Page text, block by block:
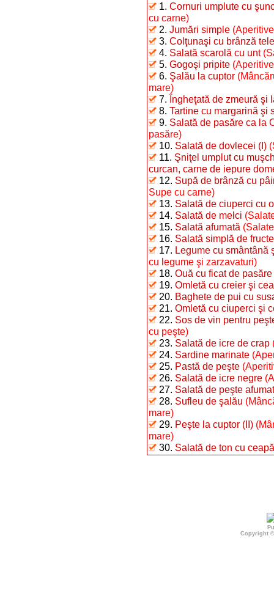
1. Cornuri umplute cu
cu carne)
2. Jumări simple
3. Colţunaşi cu brânză
4. Salată scarolă cu unt
5. Gogoşi pripite
6. Şalău la cuptor
mare)
7. Îngheţată de zmeură şi
8. Tartine cu margarină şi
9. Salată de pasăre ca la
pasăre)
10. Salată de dovlecei (I)
11. Şniţel umplut cu
curcan, carne de iepure
12. Supă de brânză cu
Supe cu carne)
13. Salată de ciuperci cu
14. Salată de melci
15. Salată afumată
16. Salată simplă de fructe
17. Legume cu smântână
cu legume şi zarzavaturi)
18. Ouă cu ficat de pasăre
19. Omletă cu creier şi
20. Baghete de pui cu
21. Omletă cu ciuperci şi
22. Sos de vin pentru
cu peşte)
23. Salată de icre de crap
24. Sardine marinate
25. Pastă de peşte
26. Salată de icre negre
27. Salată de peşte
28. Sufleu de şalău
mare)
29. Peşte la cuptor (II)
mare)
30. Salată de ton cu ceapă
Copyright